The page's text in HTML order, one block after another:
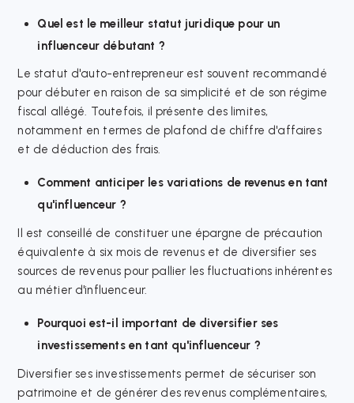
Quel est le meilleur statut juridique pour un
influenceur débutant ?
Le statut d'auto-entrepreneur est souvent recommandé
pour débuter en raison de sa simplicité et de son régime
fiscal allégé. Toutefois, il présente des limites,
notamment en termes de plafond de chiffre d'affaires
et de déduction des frais.​
Comment anticiper les variations de revenus en tant
qu'influenceur ?
Il est conseillé de constituer une épargne de précaution
équivalente à six mois de revenus et de diversifier ses
sources de revenus pour pallier les fluctuations inhérentes
au métier d'influenceur.​
Pourquoi est-il important de diversifier ses
investissements en tant qu'influenceur ?
Diversifier ses investissements permet de sécuriser son
patrimoine et de générer des revenus complémentaires,